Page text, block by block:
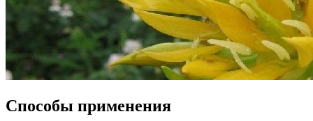
Способы применения